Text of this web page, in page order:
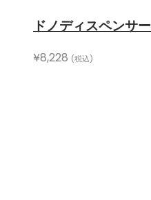
ドノディスペンサー
¥8,228 (税込)